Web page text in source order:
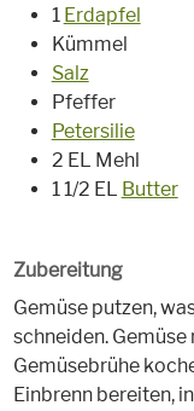
1 Erdapfel
Kümmel
Salz
Pfeffer
Petersilie
2 EL Mehl
1 1/2 EL Butter
Zubereitung
Gemüse putzen,
schneiden.
Gemüsebrühe
Einbrenn bereiten,